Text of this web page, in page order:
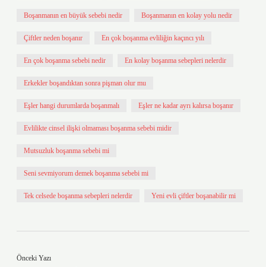
Boşanmanın en büyük sebebi nedir Boşanmanın en kolay yolu nedir
Çiftler neden boşanır En çok boşanma evliliğin kaçıncı yılı
En çok boşanma sebebi nedir En kolay boşanma sebepleri nelerdir
Erkekler boşandıktan sonra pişman olur mu
Eşler hangi durumlarda boşanmalı Eşler ne kadar ayrı kalırsa boşanır
Evlilikte cinsel ilişki olmaması boşanma sebebi midir
Mutsuzluk boşanma sebebi mi
Seni sevmiyorum demek boşanma sebebi mi
Tek celsede boşanma sebepleri nelerdir Yeni evli çiftler boşanabilir mi
Önceki Yazı